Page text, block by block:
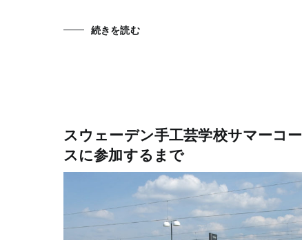
続きを読む
スウェーデン手工芸学校サマーコー
スに参加するまで